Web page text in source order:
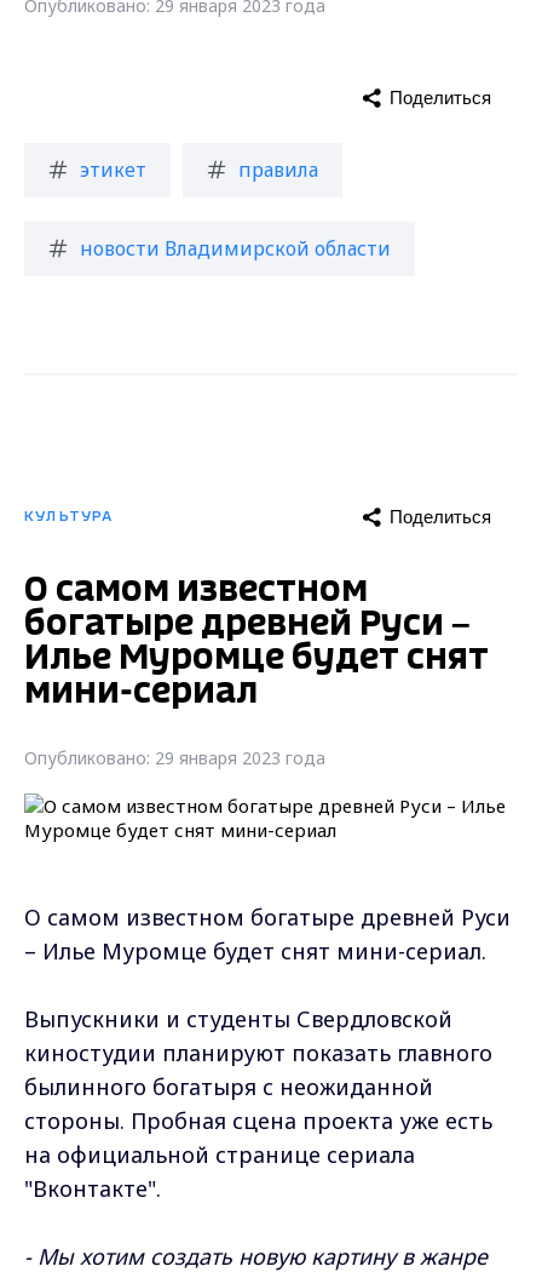
Опубликовано: 29 января 2023 года
этикет правила
новости Владимирской области
Поделиться
КУЛЬТУРА Поделиться
О самом известном
богатыре древней Руси –
Илье Муромце будет снят
мини-сериал
Опубликовано: 29 января 2023 года
О самом известном богатыре древней Руси
– Илье Муромце будет снят мини-сериал.
Выпускники и студенты Свердловской
киностудии планируют показать главного
былинного богатыря с неожиданной
стороны. Пробная сцена проекта уже есть
на официальной странице сериала
"Вконтакте".
- Мы хотим создать новую картину в жанре